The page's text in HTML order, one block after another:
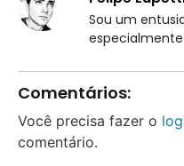
Sou um
Comentários:
Você precisa fazer o
comentário.